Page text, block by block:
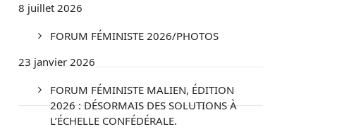
8 juillet 2026
FORUM FÉMINISTE 2026/PHOTOS
23 janvier 2026
FORUM FÉMINISTE MALIEN, ÉDITION
2026 : DÉSORMAIS DES SOLUTIONS À
L’ÉCHELLE CONFÉDÉRALE.